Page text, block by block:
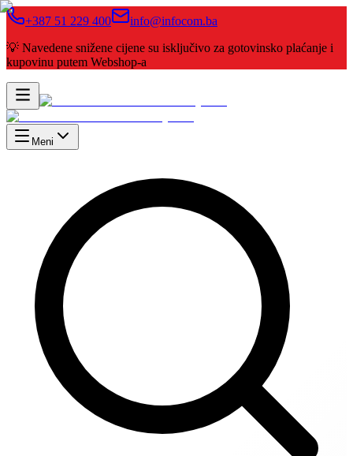
+387 51 229 400
info@infocom.ba
💡 Navedene snižene cijene su isključivo za gotovinsko plaćanje i
kupovinu putem Webshop-a
Meni